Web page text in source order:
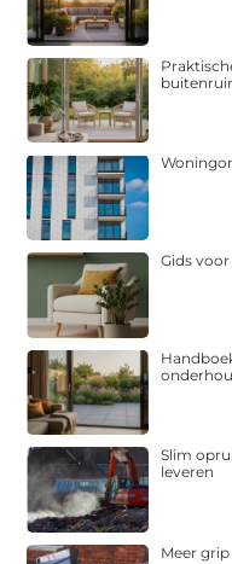
Gids
Slim
leveren
Meer